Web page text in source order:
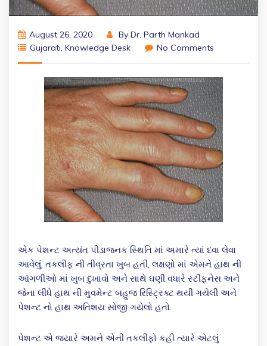
August 26, 2020 By Dr. Parth Mankad
Gujarati, Knowledge Desk No Comments
એક પેશન્ટ અત્યંત પીડાજનક સ્થિતિ માં અમારે ત્યાં દવા લેવા
આવેલું, તકલીફ ની તીવ્રતા ખુબ હતી, લક્ષણો માં એમને હાથ ની
આંગળીઓ માં ખુબ દુખાવો અને સાથે ઘણી વધારે સ્ટીફનેસ અને
જેના લીધે હાથ ની મુવમેન્ટ બહુજ રિસ્ટ્રિક્ટ થયી ગયેલી અને
પેશન્ટ નો હાથ અતિશય સોજી ગયેલો હતો.
પેશન્ટ એ જયારે અમને એની તકલીફો કહી ત્યારે એટલું